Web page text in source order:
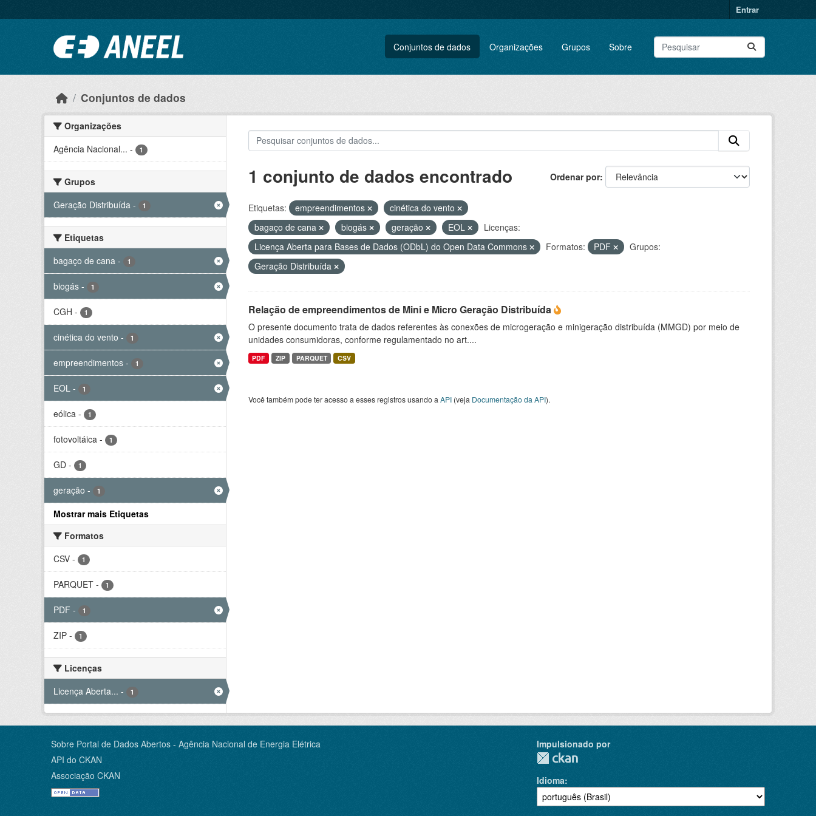
Entrar
Conjuntos de dados Organizações Grupos Sobre
Conjuntos de dados
Organizações
Agência Nacional... - 1
Grupos
Geração Distribuída - 1
Etiquetas
bagaço de cana - 1
biogás - 1
CGH - 1
cinética do vento - 1
empreendimentos - 1
EOL - 1
eólica - 1
fotovoltáica - 1
GD - 1
geração - 1
Mostrar mais Etiquetas
Formatos
CSV - 1
PARQUET - 1
PDF - 1
ZIP - 1
Licenças
Licença Aberta... - 1
Ordenar por
1 conjunto de dados encontrado
Etiquetas: empreendimentos
cinética do vento
bagaço de cana
biogás geração EOL
Licenças:
Licença Aberta para Bases de Dados (ODbL) do Open Data Commons
Formatos: PDF
Grupos:
Geração Distribuída
Relação de empreendimentos de Mini e Micro Geração Distribuída
O presente documento trata de dados referentes às conexões de microgeração e minigeração distribuída (MMGD) por meio de
unidades consumidoras, conforme regulamentado no art....
PDF ZIP PARQUET CSV
Você também pode ter acesso a esses registros usando a API(veja Documentação da API).
Sobre Portal de Dados Abertos - Agência Nacional de Energia Elétrica
API do CKAN
Associação CKAN
Impulsionado por
Idioma